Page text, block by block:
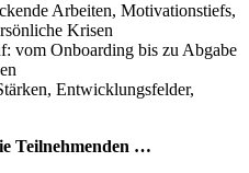
Arbeiten, Motivationstiefs,
Krisen
vom Onboarding bis zu Abgabe
Entwicklungsfelder,
Teilnehmenden …